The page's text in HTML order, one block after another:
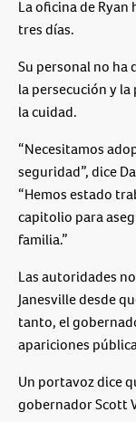
La oficina de
tres días.
Su personal no ha
la persecución y
la cuidad.
“Necesitamos
seguridad”, dice
“Hemos estado
capitolio para
familia.”
Las autoridades
Janesville desde
tanto, el
apariciones
Un portavoz dice
gobernador Scott